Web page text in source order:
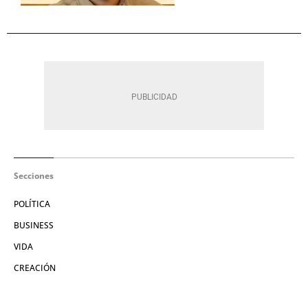
Secciones
POLÍTICA
BUSINESS
VIDA
CREACIÓN